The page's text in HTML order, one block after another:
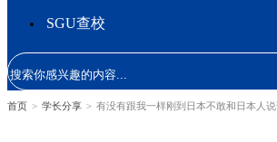
SGU查校
首页 > 学长分享 > 有没有跟我一样刚到日本不敢和日本人说